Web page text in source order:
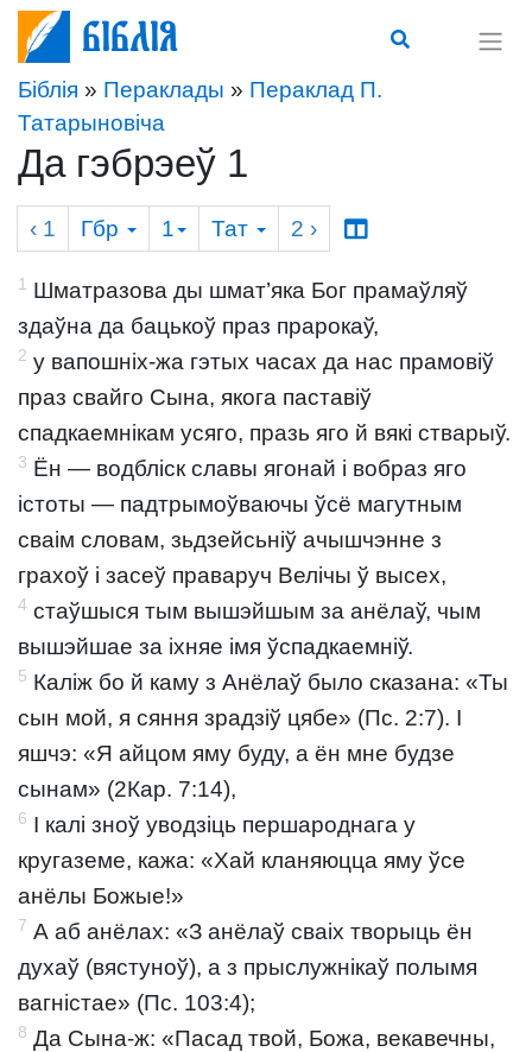
Біблія
Біблія » Пераклады » Пераклад П.
Татарыновіча
Да гэбрэеў 1
‹ 1 Гбр 1 Тат 2 ›
1 Шматразова ды шмат’яка Бог прамаўляў
здаўна да бацькоў праз прарокаў,
2 у вапошніх-жа гэтых часах да нас прамовіў
праз свайго Сына, якога паставіў
спадкаемнікам усяго, празь яго й вякі стварыў.
3 Ён — водбліск славы ягонай і вобраз яго
істоты — падтрымоўваючы ўсё магутным
сваім словам, зьдзейсьніў ачышчэнне з
грахоў і засеў праваруч Велічы ў высех,
4 стаўшыся тым вышэйшым за анёлаў, чым
вышэйшае за іхняе імя ўспадкаемніў.
5 Каліж бо й каму з Анёлаў было сказана: «Ты
сын мой, я сяння зрадзіў цябе» (Пс. 2:7). І
яшчэ: «Я айцом яму буду, а ён мне будзе
сынам» (2Кар. 7:14),
6 І калі зноў уводзіць першароднага у
кругаземе, кажа: «Хай кланяюцца яму ўсе
анёлы Божые!»
7 А аб анёлах: «З анёлаў сваіх творыць ён
духаў (вястуноў), а з прыслужнікаў полымя
вагністае» (Пс. 103:4);
8 Да Сына-ж: «Пасад твой, Божа, векавечны,